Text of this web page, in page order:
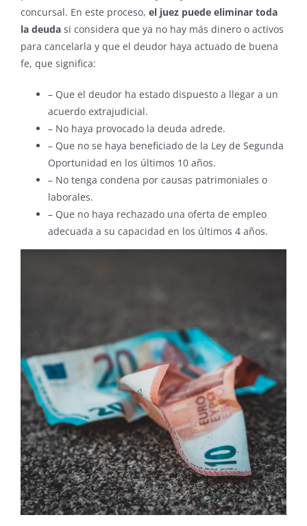
concursal. En este proceso, el juez puede eliminar toda
la deuda si considera que ya no hay más dinero o activos
para cancelarla y que el deudor haya actuado de buena
fe, que significa:
– Que el deudor ha estado dispuesto a llegar a un
acuerdo extrajudicial.
– No haya provocado la deuda adrede.
– Que no se haya beneficiado de la Ley de Segunda
Oportunidad en los últimos 10 años.
– No tenga condena por causas patrimoniales o
laborales.
– Que no haya rechazado una oferta de empleo
adecuada a su capacidad en los últimos 4 años.